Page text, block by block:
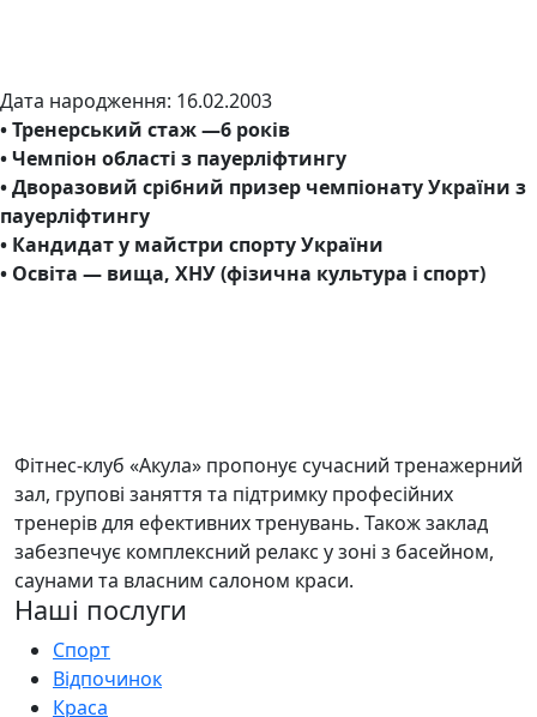
Дата народження: 16.02.2003
• Тренерський стаж —6 років
• Чемпіон області з пауерліфтингу
• Дворазовий срібний призер чемпіонату України з
пауерліфтингу
• Кандидат у майстри спорту України
• Освіта — вища, ХНУ (фізична культура і спорт)
Фітнес-клуб «Акула» пропонує сучасний тренажерний
зал, групові заняття та підтримку професійних
тренерів для ефективних тренувань. Також заклад
забезпечує комплексний релакс у зоні з басейном,
саунами та власним салоном краси.
Наші послуги
Спорт
Відпочинок
Краса